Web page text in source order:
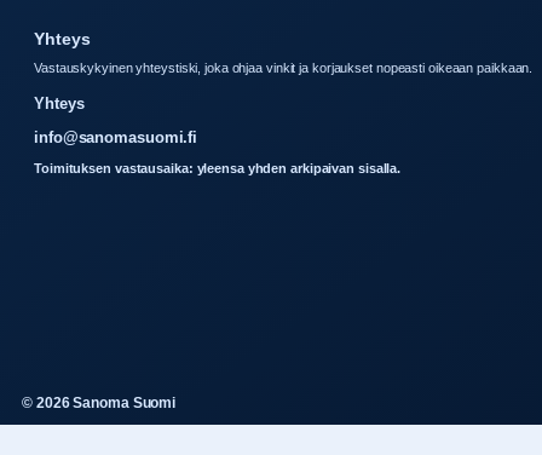
Yhteys
Vastauskykyinen yhteystiski, joka ohjaa vinkit ja korjaukset nopeasti oikeaan paikkaan.
Yhteys
info@sanomasuomi.fi
Toimituksen vastausaika: yleensa yhden arkipaivan sisalla.
© 2026 Sanoma Suomi